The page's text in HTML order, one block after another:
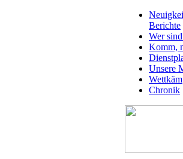
Berichte
Wer
Komm,
Unsere
Chronik